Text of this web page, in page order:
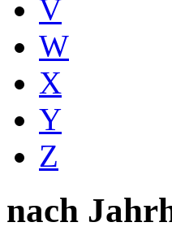
V
W
X
Y
Z
nach